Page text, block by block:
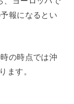
報になるとい
の時点では沖
ます。